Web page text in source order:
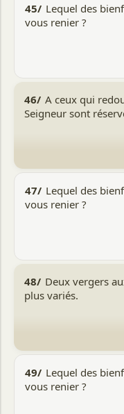
45/ Lequel des
vous renier ?
46/ A ceux qui
Seigneur sont
47/ Lequel des
vous renier ?
48/ Deux vergers
plus variés.
49/ Lequel des
vous renier ?